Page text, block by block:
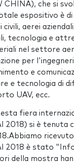
CHINA), che si
espositivo è
civili, aerei
tecnologia e
nel settore
per
e
e tecnologia di
UAV, ecc.
fiera
2018) si è tenuta
2018 è stato
della mostra